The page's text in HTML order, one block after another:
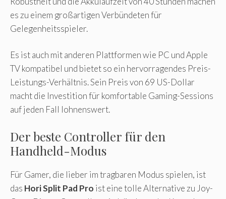
es zu einem großartigen Verbündeten für
Gelegenheitsspieler.
Es ist auch mit anderen Plattformen wie PC und Apple
TV kompatibel und bietet so ein hervorragendes Preis-
Leistungs-Verhältnis. Sein Preis von 69 US-Dollar
macht die Investition für komfortable Gaming-Sessions
auf jeden Fall lohnenswert.
Der beste Controller für den
Handheld-Modus
Für Gamer, die lieber im tragbaren Modus spielen, ist
das Hori Split Pad Pro ist eine tolle Alternative zu Joy-